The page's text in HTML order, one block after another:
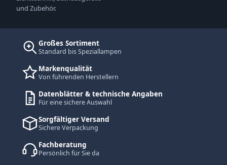
und Zubehör.
Großes Sortiment
Standard bis Speziallampen
Markenqualität
Von führenden Herstellern
Datenblätter & technische Angaben
Für eine sichere Auswahl
Sorgfältiger Versand
Sichere Verpackung
Fachberatung
Persönlich für Sie da